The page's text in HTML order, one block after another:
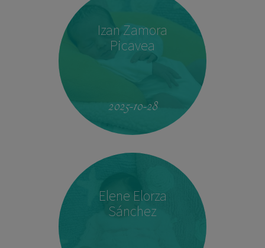
Izan Zamora
Picavea
2025-10-28
Elene Elorza
Sánchez